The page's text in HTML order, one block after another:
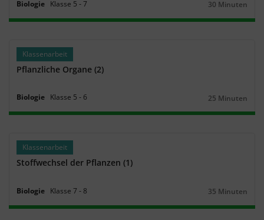
Biologie Klasse 5 ‐7
Dauer:
30 Minuten
Klassenarbeit
Pflanzliche Organe (2)
Biologie Klasse 5 ‐ 6
Dauer:
25 Minuten
Klassenarbeit
Stoffwechsel der Pflanzen (1)
Biologie Klasse 7 ‐ 8
Dauer:
35 Minuten